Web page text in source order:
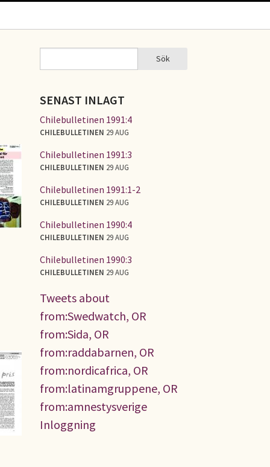
SÖKFORMULÄR Sök
SENAST INLAGT
Chilebulletinen 1991:4
CHILEBULLETINEN 29 AUG
Chilebulletinen 1991:3
CHILEBULLETINEN 29 AUG
Chilebulletinen 1991:1-2
CHILEBULLETINEN 29 AUG
Chilebulletinen 1990:4
CHILEBULLETINEN 29 AUG
Chilebulletinen 1990:3
CHILEBULLETINEN 29 AUG
Tweets about
from:Swedwatch, OR
from:Sida, OR
from:raddabarnen, OR
from:nordicafrica, OR
from:latinamgruppene, OR
from:amnestysverige
Inloggning